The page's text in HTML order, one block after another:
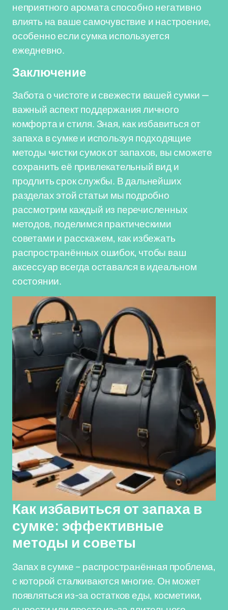
неприятного аромата способно негативно
влиять на ваше самочувствие и настроение,
особенно если сумка используется
ежедневно.
Заключение
Забота о чистоте и свежести вашей сумки —
важный аспект поддержания личного
комфорта и стиля. Зная, как избавиться от
запаха в сумке и используя подходящие
методы чистки сумок от запахов, вы сможете
сохранить её привлекательный вид и
продлить срок службы. В дальнейших
разделах этой статьи мы подробно
рассмотрим каждый из перечисленных
методов, поделимся практическими
советами и расскажем, как избежать
распространённых ошибок, чтобы ваш
аксессуар всегда оставался в идеальном
состоянии.
Как избавиться от запаха в
сумке: эффективные
методы и советы
Запах в сумке – распространённая проблема,
с которой сталкиваются многие. Он может
появляться из-за остатков еды, косметики,